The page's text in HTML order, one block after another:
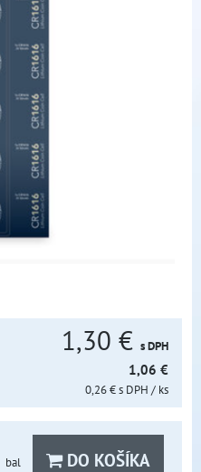
1,30 € s DPH
1,06 €
0,26 €s DPH / ks
bal DO KOŠÍKA